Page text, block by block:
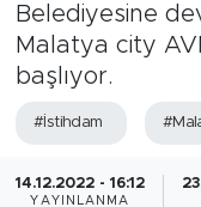
Belediyesine
Malatya city
başlıyor.
#İstihdam
14.12.2022 - 16:12
YAYINLANMA
Güncel